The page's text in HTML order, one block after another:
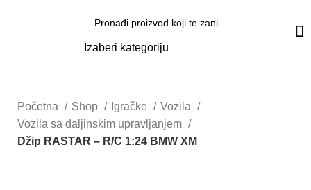
Izaberi kategoriju
Početna Shop Igračke
Vozila
Vozila sa daljinskim upravljanjem
Džip RASTAR – R/C 1:24 BMW XM